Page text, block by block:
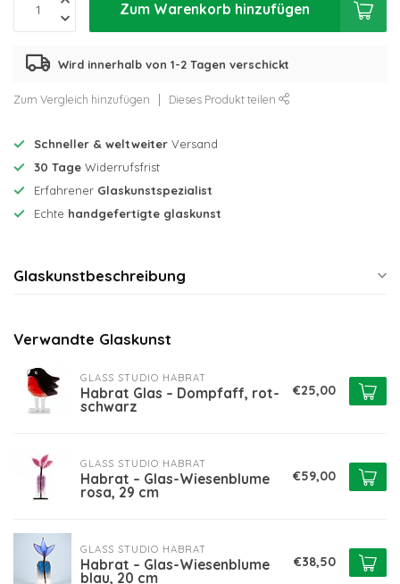
Zum Warenkorb hinzufügen
Wird innerhalb von 1-2 Tagen verschickt
Zum Vergleich hinzufügen Dieses Produkt teilen
Schneller & weltweiter Versand
30 Tage Widerrufsfrist
Erfahrener Glaskunstspezialist
Echte handgefertigte glaskunst
Glaskunstbeschreibung
Verwandte Glaskunst
GLASS STUDIO HABRAT
Habrat Glas – Dompfaff, rot-
schwarz
€25,00
GLASS STUDIO HABRAT
Habrat – Glas-Wiesenblume
rosa, 29 cm
€59,00
GLASS STUDIO HABRAT
Habrat – Glas-Wiesenblume
blau, 20 cm
€38,50